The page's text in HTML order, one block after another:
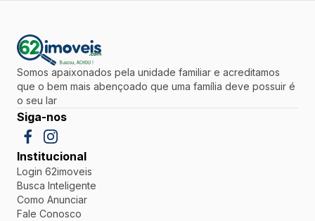
Somos apaixonados pela unidade familiar e acreditamos
que o bem mais abençoado que uma família deve possuir é
o seu lar
Siga-nos
Institucional
Login 62imoveis
Busca Inteligente
Como Anunciar
Fale Conosco